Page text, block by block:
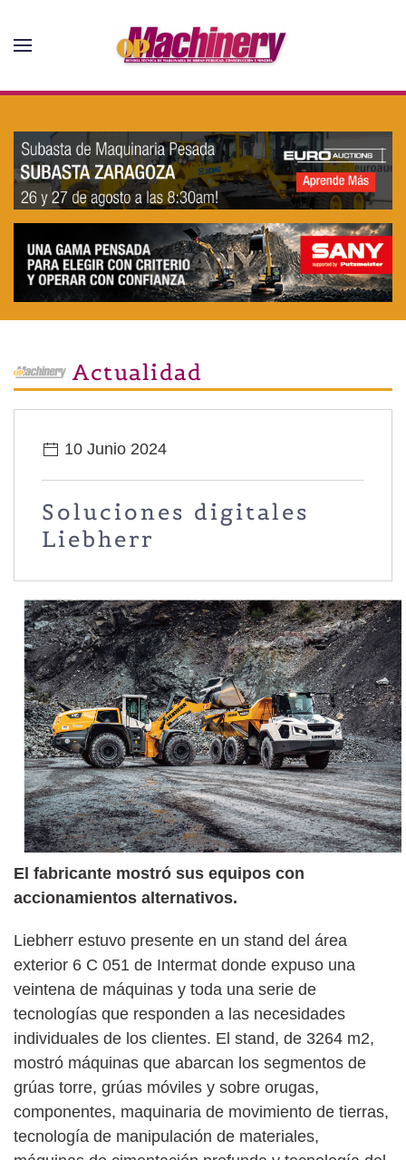
Skip to main content
Actualidad
10 Junio 2024
Soluciones digitales
Liebherr
El fabricante mostró sus equipos con
accionamientos alternativos.
Liebherr estuvo presente en un stand del área
exterior 6 C 051 de Intermat donde expuso una
veintena de máquinas y toda una serie de
tecnologías que responden a las necesidades
individuales de los clientes. El stand, de 3264 m2,
mostró máquinas que abarcan los segmentos de
grúas torre, grúas móviles y sobre orugas,
componentes, maquinaria de movimiento de tierras,
tecnología de manipulación de materiales,